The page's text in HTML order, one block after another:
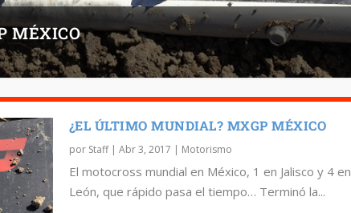
MÉXICO
¿EL ÚLTIMO MUNDIAL? MXGP MÉXICO
por Staff| Abr 3, 2017 | Motorismo
El motocross mundial en México, 1 en Jalisco y 4 en
León, que rápido pasa el tiempo… Terminó la...